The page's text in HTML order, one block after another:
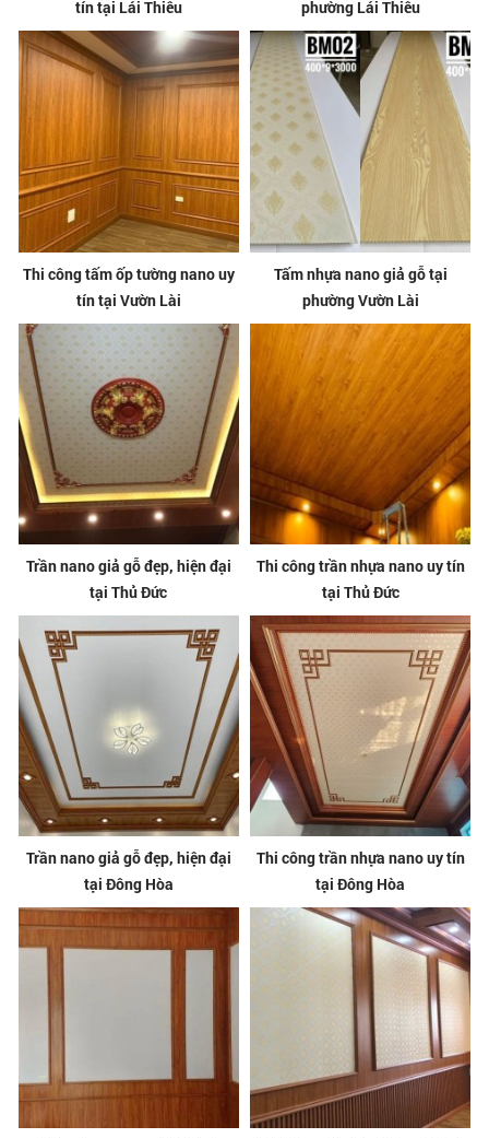
tín tại Lái Thiêu phường Lái Thiêu
Thi công tấm ốp tường nano uy
tín tại Vườn Lài
Tấm nhựa nano giả gỗ tại
phường Vườn Lài
Trần nano giả gỗ đẹp, hiện đại
tại Thủ Đức
Thi công trần nhựa nano uy tín
tại Thủ Đức
Trần nano giả gỗ đẹp, hiện đại
tại Đông Hòa
Thi công trần nhựa nano uy tín
tại Đông Hòa